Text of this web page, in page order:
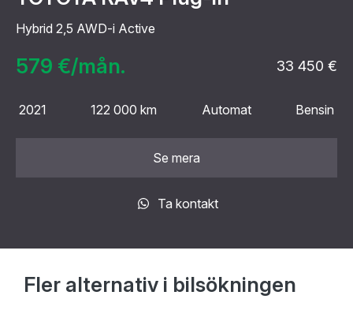
Hybrid 2,5 AWD-i Active
579 €/mån. 33 450 €
2021 122 000 km Automat Bensin
Se mera
Ta kontakt
Fler alternativ i bilsökningen